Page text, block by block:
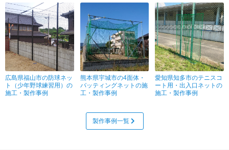
広島県福山市の防球ネッ
ト（少年野球練習用）の
施工・製作事例
熊本県宇城市の4面体・
バッティングネットの施
工・製作事例
愛知県知多市のテニスコ
ート用・出入口ネットの
施工・製作事例
製作事例一覧